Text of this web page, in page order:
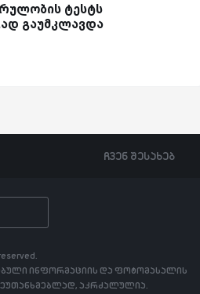
ტესტს
გაუმკლავდა
ჩვენ შესახებ
ინფორმაციის და ფოტომასალის
აკრძალულია.